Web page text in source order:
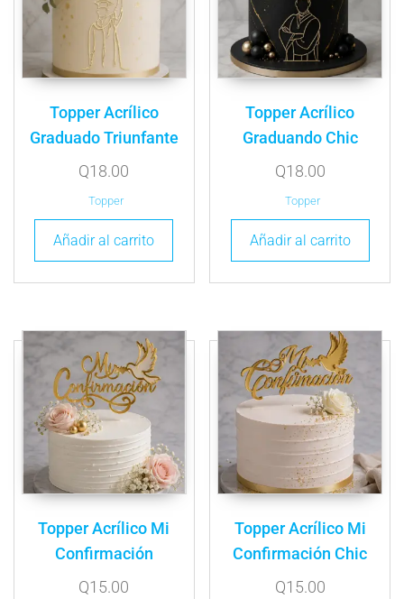
Topper Acrílico
Graduado Triunfante
Q18.00
Topper
Añadir al carrito
Topper Acrílico
Graduando Chic
Q18.00
Topper
Añadir al carrito
Topper Acrílico Mi
Confirmación
Q15.00
Topper Acrílico Mi
Confirmación Chic
Q15.00